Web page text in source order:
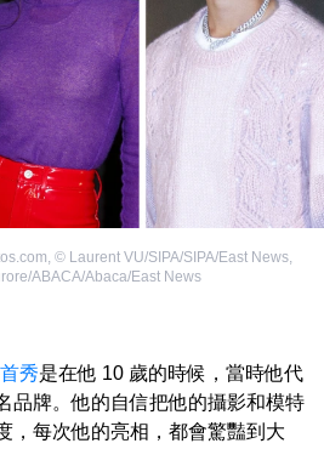
, © Laurent VU/SIPA/SIPA/East News,
ABACA/Abaca/East News
首秀是在他 10 歲的時候，當時他代
品牌。他的自信把他的攝影和模特
，每次他的亮相，都會驚豔到大